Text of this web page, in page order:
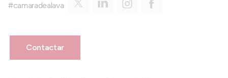
#camaradealava
Contactar